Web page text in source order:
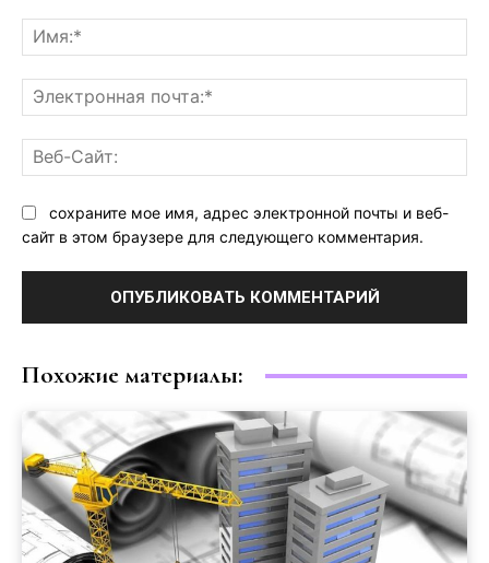
сохраните мое имя, адрес электронной почты и веб-
сайт в этом браузере для следующего комментария.
Похожие материалы: